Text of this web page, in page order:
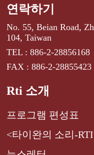
연락하기
No. 55, Beian Road,
104, Taiwan
TEL : 886-2-28856168
FAX : 886-2-28855423
Rti 소개
프로그램 편성표
<타이완의 소리-